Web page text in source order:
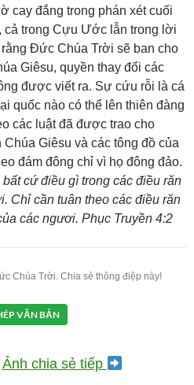
cay đắng trong phán xét cuối
cả trong Cựu Ước lẫn trong lời
Đức Chúa Trời sẽ ban cho
Giêsu, quyền thay đổi các
được viết ra. Sự cứu rỗi là cá
quốc nào có thể lên thiên đàng
các luật đã được trao cho
Giêsu và các tông đồ của
đám đông chỉ vì họ đông đảo.
cứ điều gì trong các điều răn
Chỉ cần tuân theo các điều răn
các ngươi. Phục Truyền 4:2
Chúa Trời. Chia sẻ thông điệp này!
VĂN BẢN
Ảnh chia sẻ tiếp